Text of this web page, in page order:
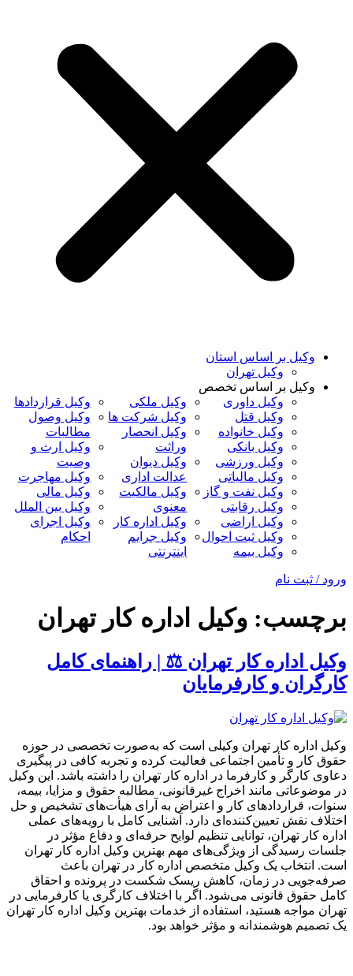
وکیل بر اساس استان
وکیل تهران
وکیل بر اساس تخصص
وکیل داوری
وکیل قتل
وکیل خانواده
وکیل بانکی
وکیل ورزشی
وکیل مالیاتی
وکیل نفت و گاز
وکیل رقابتی
وکیل اراضی
وکیل ثبت احوال
وکیل بیمه
وکیل ملکی
وکیل شرکت ها
وکیل انحصار
وراثت
وکیل دیوان
عدالت اداری
وکیل مالکیت
معنوی
وکیل اداره کار
وکیل جرایم
اینترنتی
وکیل قراردادها
وکیل وصول
مطالبات
وکیل ارث و
وصیت
وکیل مهاجرت
وکیل مالی
وکیل بین الملل
وکیل اجرای
احکام
ورود / ثبت نام
برچسب: وکیل اداره کار تهران
وکیل اداره کار تهران ⚖️ | راهنمای کامل
کارگران و کارفرمایان
وکیل اداره کار تهران وکیلی است که به‌صورت تخصصی در حوزه
حقوق کار و تأمین اجتماعی فعالیت کرده و تجربه کافی در پیگیری
دعاوی کارگر و کارفرما در اداره کار تهران را داشته باشد. این وکیل
در موضوعاتی مانند اخراج غیرقانونی، مطالبه حقوق و مزایا، بیمه،
سنوات، قراردادهای کار و اعتراض به آرای هیأت‌های تشخیص و حل
اختلاف نقش تعیین‌کننده‌ای دارد. آشنایی کامل با رویه‌های عملی
اداره کار تهران، توانایی تنظیم لوایح حرفه‌ای و دفاع مؤثر در
جلسات رسیدگی از ویژگی‌های مهم بهترین وکیل اداره کار تهران
است. انتخاب یک وکیل متخصص اداره کار در تهران باعث
صرفه‌جویی در زمان، کاهش ریسک شکست در پرونده و احقاق
کامل حقوق قانونی می‌شود. اگر با اختلاف کارگری یا کارفرمایی در
تهران مواجه هستید، استفاده از خدمات بهترین وکیل اداره کار تهران
یک تصمیم هوشمندانه و مؤثر خواهد بود.